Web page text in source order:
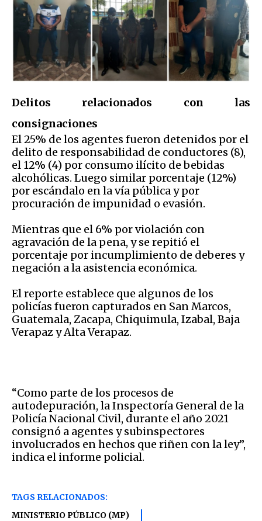
Delitos relacionados con las
consignaciones
El 25% de los agentes fueron detenidos por el
delito de responsabilidad de conductores (8),
el 12% (4) por consumo ilícito de bebidas
alcohólicas. Luego similar porcentaje (12%)
por escándalo en la vía pública y por
procuración de impunidad o evasión.
Mientras que el 6% por violación con
agravación de la pena, y se repitió el
porcentaje por incumplimiento de deberes y
negación a la asistencia económica.
El reporte establece que algunos de los
policías fueron capturados en San Marcos,
Guatemala, Zacapa, Chiquimula, Izabal, Baja
Verapaz y Alta Verapaz.
“Como parte de los procesos de
autodepuración, la Inspectoría General de la
Policía Nacional Civil, durante el año 2021
consignó a agentes y subinspectores
involucrados en hechos que riñen con la ley”,
indica el informe policial.
TAGS RELACIONADOS:
MINISTERIO PÚBLICO (MP)